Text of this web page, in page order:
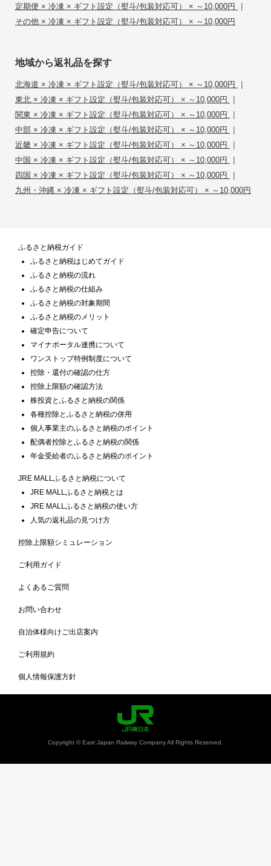
定期便 × 冷凍 × ギフト設定（熨斗/包装対応可） × ～10,000円 |
その他 × 冷凍 × ギフト設定（熨斗/包装対応可） × ～10,000円
地域から返礼品を探す
北海道 × 冷凍 × ギフト設定（熨斗/包装対応可） × ～10,000円 |
東北 × 冷凍 × ギフト設定（熨斗/包装対応可） × ～10,000円 |
関東 × 冷凍 × ギフト設定（熨斗/包装対応可） × ～10,000円 |
中部 × 冷凍 × ギフト設定（熨斗/包装対応可） × ～10,000円 |
近畿 × 冷凍 × ギフト設定（熨斗/包装対応可） × ～10,000円 |
中国 × 冷凍 × ギフト設定（熨斗/包装対応可） × ～10,000円 |
四国 × 冷凍 × ギフト設定（熨斗/包装対応可） × ～10,000円 |
九州・沖縄 × 冷凍 × ギフト設定（熨斗/包装対応可） × ～10,000円
ふるさと納税ガイド
ふるさと納税はじめてガイド
ふるさと納税の流れ
ふるさと納税の仕組み
ふるさと納税の対象期間
ふるさと納税のメリット
確定申告について
マイナポータル連携について
ワンストップ特例制度について
控除・還付の確認の仕方
控除上限額の確認方法
株投資とふるさと納税の関係
各種控除とふるさと納税の併用
個人事業主のふるさと納税のポイント
配偶者控除とふるさと納税の関係
年金受給者のふるさと納税のポイント
JRE MALLふるさと納税について
JRE MALLふるさと納税とは
JRE MALLふるさと納税の使い方
人気の返礼品の見つけ方
控除上限額シミュレーション
ご利用ガイド
よくあるご質問
お問い合わせ
自治体様向けご出店案内
ご利用規約
個人情報保護方針
Copyright © East Japan Railway Company All Rights Reserved.